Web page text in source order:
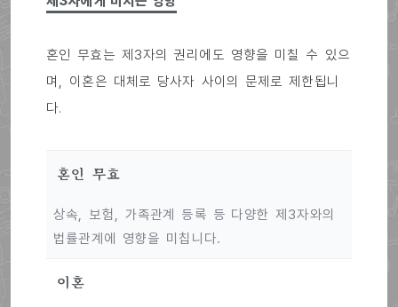
혼인 무효는 제3자의 권리에도 영향을 미칠 수 있으
며, 이혼은 대체로 당사자 사이의 문제로 제한됩니
다.
혼인 무효
상속, 보험, 가족관계 등록 등 다양한 제3자와의
법률관계에 영향을 미칩니다.
이혼